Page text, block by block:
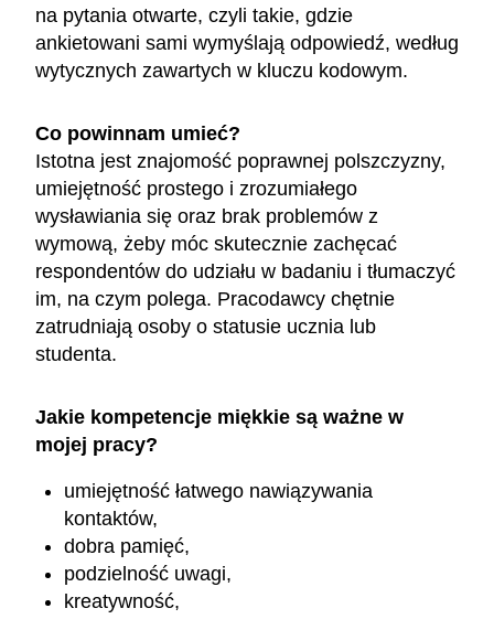
na pytania otwarte, czyli takie, gdzie
ankietowani sami wymyślają odpowiedź, według
wytycznych zawartych w kluczu kodowym.
Co powinnam umieć?
Istotna jest znajomość poprawnej polszczyzny,
umiejętność prostego i zrozumiałego
wysławiania się oraz brak problemów z
wymową, żeby móc skutecznie zachęcać
respondentów do udziału w badaniu i tłumaczyć
im, na czym polega. Pracodawcy chętnie
zatrudniają osoby o statusie ucznia lub
studenta.
Jakie kompetencje miękkie są ważne w
mojej pracy?
umiejętność łatwego nawiązywania
kontaktów,
dobra pamięć,
podzielność uwagi,
kreatywność,